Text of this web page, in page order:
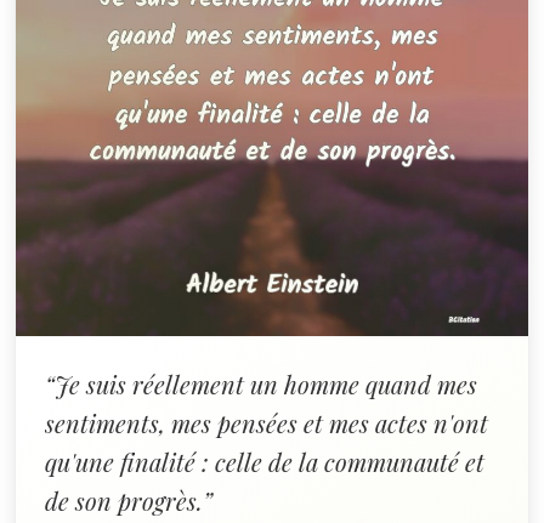
“Je suis réellement un homme quand mes
sentiments, mes pensées et mes actes n'ont
qu'une finalité : celle de la communauté et
de son progrès.”